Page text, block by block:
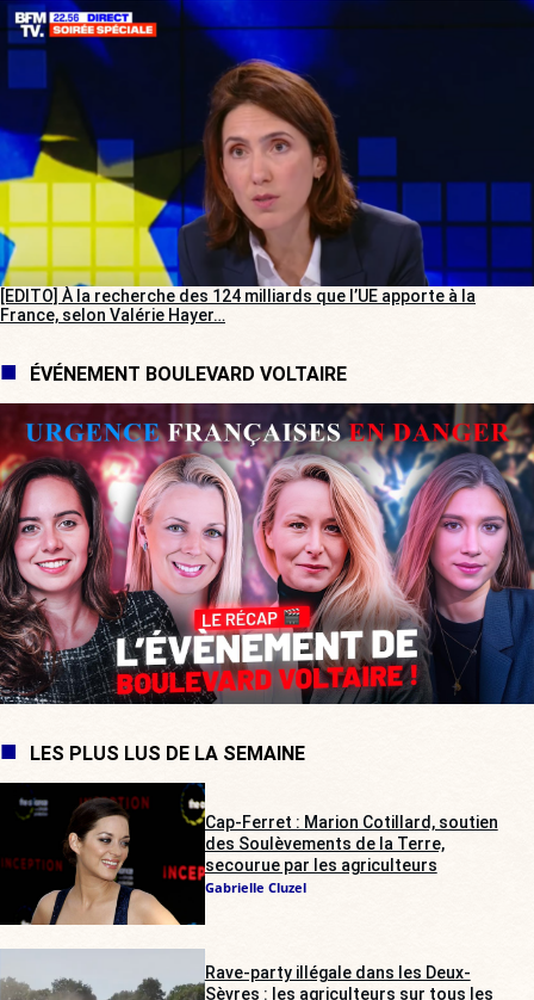
[EDITO] À la recherche des 124 milliards que l’UE apporte à la
France, selon Valérie Hayer…
ÉVÉNEMENT BOULEVARD VOLTAIRE
LES PLUS LUS DE LA SEMAINE
Cap-Ferret : Marion Cotillard, soutien
des Soulèvements de la Terre,
secourue par les agriculteurs
Gabrielle Cluzel
Rave-party illégale dans les Deux-
Sèvres : les agriculteurs sur tous les